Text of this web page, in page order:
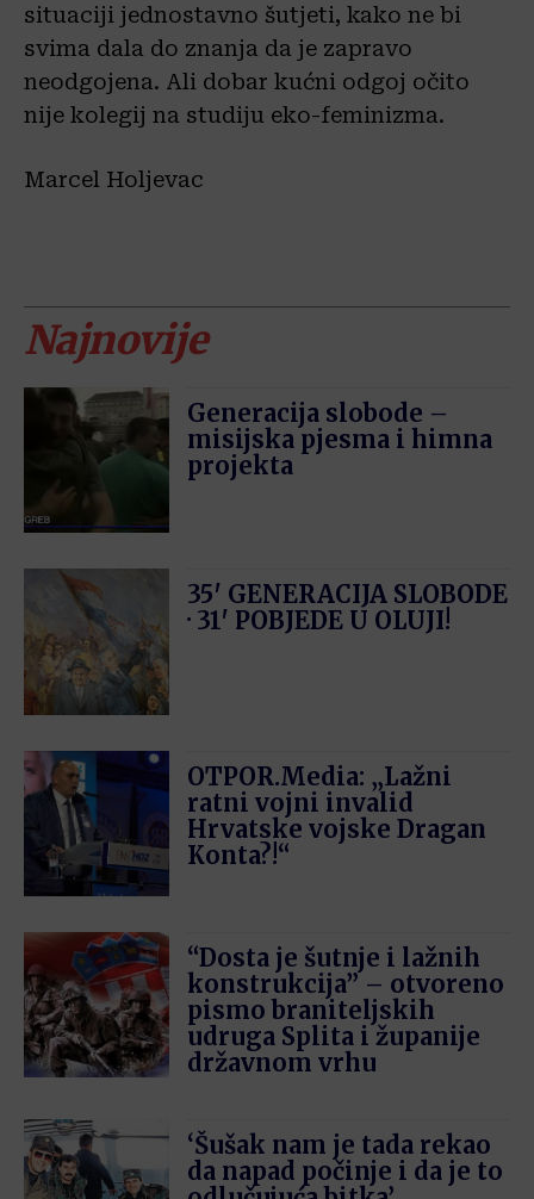
situaciji jednostavno šutjeti, kako ne bi
svima dala do znanja da je zapravo
neodgojena. Ali dobar kućni odgoj očito
nije kolegij na studiju eko-feminizma.
Marcel Holjevac
Najnovije
Generacija slobode –
misijska pjesma i himna
projekta
35′ GENERACIJA SLOBODE
· 31′ POBJEDE U OLUJI!
OTPOR.Media: „Lažni
ratni vojni invalid
Hrvatske vojske Dragan
Konta?!“
“Dosta je šutnje i lažnih
konstrukcija” – otvoreno
pismo braniteljskih
udruga Splita i županije
državnom vrhu
‘Šušak nam je tada rekao
da napad počinje i da je to